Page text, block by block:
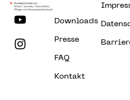
Downloads
Presse
FAQ
Kontakt